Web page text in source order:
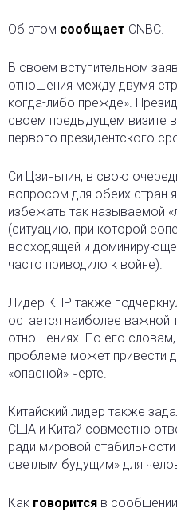
Об этом сообщает CNBC.
В своем вступительном
отношения между двумя
когда-либо прежде».
своем предыдущем визите
первого президентского
Си Цзиньпин, в свою
вопросом для обеих стран
избежать так называемой
(ситуацию, при которой
восходящей и
часто приводило к войне).
Лидер КНР также
остается наиболее важной
отношениях. По его
проблеме может привести
«опасной» черте.
Китайский лидер также
США и Китай совместно
ради мировой
светлым будущим» для
Как говорится в